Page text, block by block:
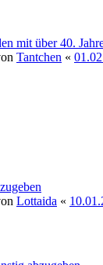
mit über 40.
Tantchen «
Lottaida «